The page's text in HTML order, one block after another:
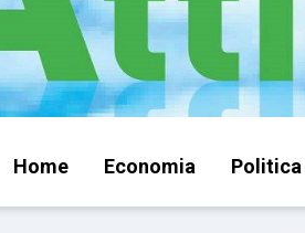
Home Economia Politica